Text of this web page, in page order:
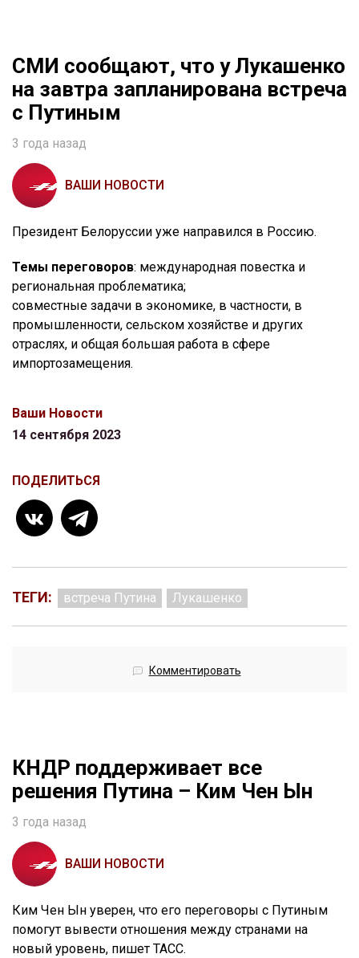
СМИ сообщают, что у Лукашенко
на завтра запланирована встреча
с Путиным
3 года назад
ВАШИ НОВОСТИ
Президент Белоруссии уже направился в Россию.
Темы переговоров: международная повестка и
региональная проблематика;
совместные задачи в экономике, в частности, в
промышленности, сельском хозяйстве и других
отраслях, и общая большая работа в сфере
импортозамещения.
Ваши Новости
14 сентября 2023
ПОДЕЛИТЬСЯ
ТЕГИ: встреча Путина Лукашенко
Комментировать
КНДР поддерживает все
решения Путина – Ким Чен Ын
3 года назад
ВАШИ НОВОСТИ
Ким Чен Ын уверен, что его переговоры с Путиным
помогут вывести отношения между странами на
новый уровень, пишет ТАСС.